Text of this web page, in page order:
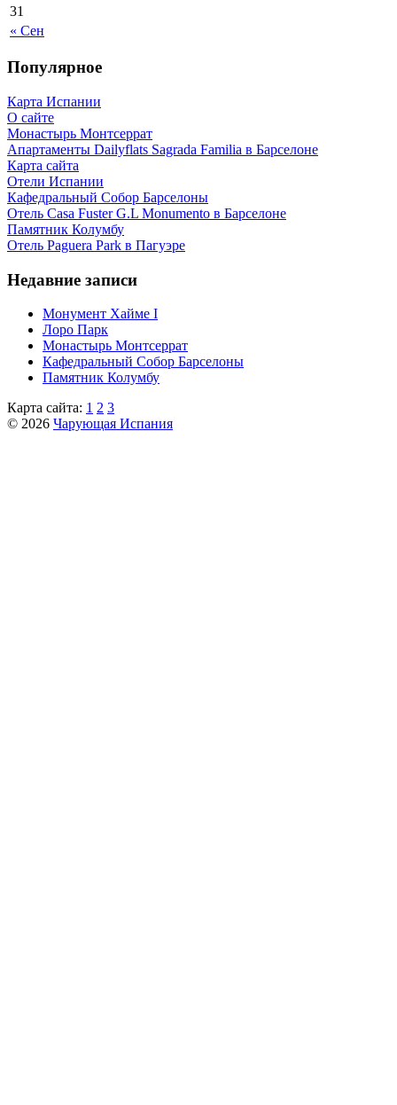
« Сен
31
Популярное
Карта Испании
О сайте
Монастырь Монтсеррат
Апартаменты Dailyflats Sagrada Familia в Барселоне
Карта сайта
Отели Испании
Кафeдрaльный Собор Барселоны
Отель Casa Fuster G.L Monumento в Барселоне
Пaмятник Колумбу
Отель Paguera Park в Пагуэре
Недавние записи
Монумент Хайме I
Лоро Парк
Монастырь Монтсеррат
Кафeдрaльный Собор Барселоны
Пaмятник Колумбу
Карта сайта: 1 2 3
© 2026 Чарующая Испания